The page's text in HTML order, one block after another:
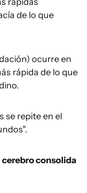
de lo que
ocurre en
rápida de lo que
se repite en el
cerebro consolida